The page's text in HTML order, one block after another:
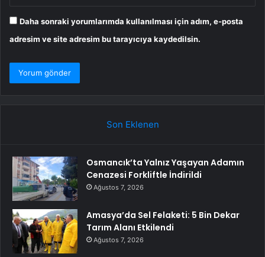
Daha sonraki yorumlarımda kullanılması için adım, e-posta
adresim ve site adresim bu tarayıcıya kaydedilsin.
Son Eklenen
Osmancık’ta Yalnız Yaşayan Adamın
Cenazesi Forkliftle İndirildi
Ağustos 7, 2026
Amasya’da Sel Felaketi: 5 Bin Dekar
Tarım Alanı Etkilendi
Ağustos 7, 2026